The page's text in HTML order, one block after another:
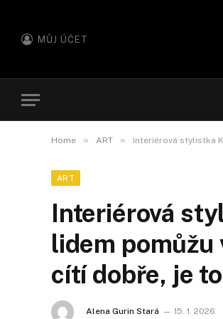
MŮJ ÚČET
Home » ART » Interiérová stylistka
ART
Interiérová
lidem pomůžu
cítí dobře, je
Alena Gurin Stará 15. 1. 2026